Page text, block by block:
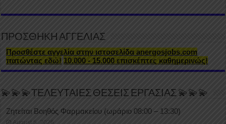
ΠΡΟΣΘΗΚΗ ΑΓΓΕΛΙΑΣ
Προσθέστε αγγελία στην ιστοσελίδα anergosjobs.com
πατώντας εδώ! 10.000 - 15.000 επισκέπτες καθημερινώς!
💫💫💫ΤΕΛΕΥΤΑΙΕΣ ΘΕΣΕΙΣ ΕΡΓΑΣΙΑΣ 💫💫💫
Ζητείται Βοηθός Φαρμακείου (ωράριο 08:00 – 13:30)